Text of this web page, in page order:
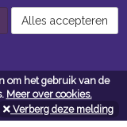
om het gebruik van de
Meer over cookies.
Verberg deze melding
Alles accepteren